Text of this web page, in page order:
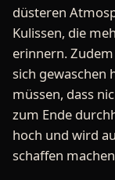
düsteren
Kulissen, die
erinnern.
sich gewaschen
müssen, dass
zum Ende
hoch und wird
schaffen